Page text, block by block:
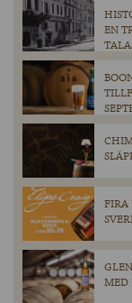
EN
FIRA
MED